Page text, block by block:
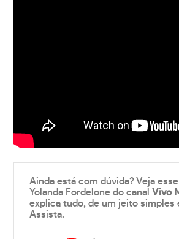
Ainda está com dúvida? Veja
Yolanda Fordelone do canalVivo
explica tudo, de um jeito simples
Assista.